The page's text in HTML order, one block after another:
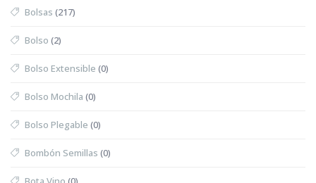
Bolsas (217)
Bolso (2)
Bolso Extensible (0)
Bolso Mochila (0)
Bolso Plegable (0)
Bombón Semillas (0)